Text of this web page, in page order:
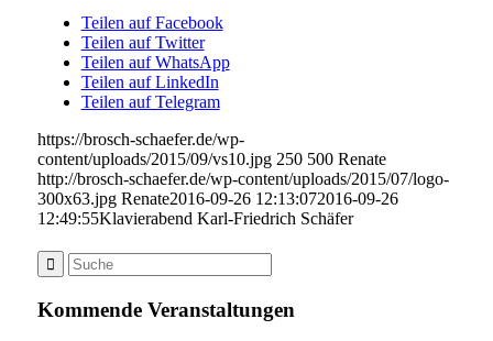
Teilen auf Facebook
Teilen auf Twitter
Teilen auf WhatsApp
Teilen auf LinkedIn
Teilen auf Telegram
https://brosch-schaefer.de/wp-
content/uploads/2015/09/vs10.jpg 250 500 Renate
http://brosch-schaefer.de/wp-content/uploads/2015/07/logo-
300x63.jpg Renate2016-09-26 12:13:072016-09-26
12:49:55Klavierabend Karl-Friedrich Schäfer
Kommende Veranstaltungen